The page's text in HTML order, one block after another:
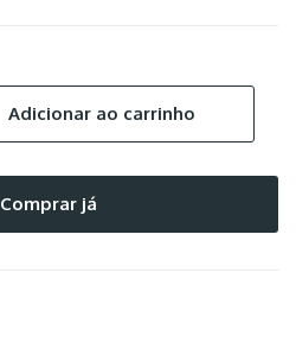
Adicionar ao carrinho
Comprar já